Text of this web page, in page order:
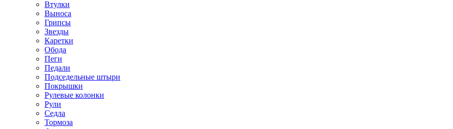
Втулки
Выноса
Грипсы
Звезды
Каретки
Обода
Пеги
Педали
Подседельные штыри
Покрышки
Рулевые колонки
Рули
Седла
Тормоза